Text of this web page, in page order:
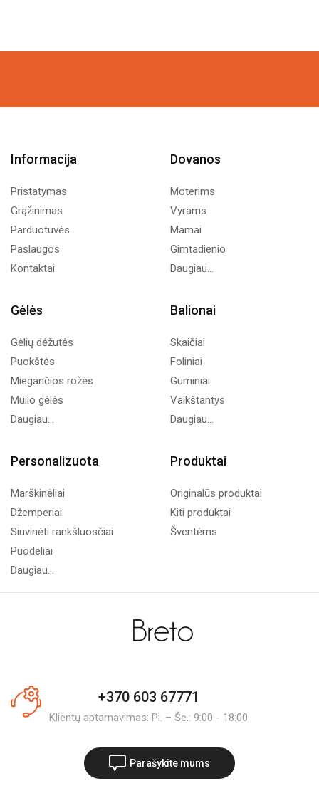
Informacija
Pristatymas
Grąžinimas
Parduotuvės
Paslaugos
Kontaktai
Dovanos
Moterims
Vyrams
Mamai
Gimtadienio
Daugiau...
Gėlės
Gėlių dėžutės
Puokštės
Miegančios rožės
Muilo gėlės
Daugiau...
Balionai
Skaičiai
Foliniai
Guminiai
Vaikštantys
Daugiau...
Personalizuota
Marškinėliai
Džemperiai
Siuvinėti rankšluosčiai
Puodeliai
Daugiau...
Produktai
Originalūs produktai
Kiti produktai
Šventėms
+370 603 67771
Klientų aptarnavimas: Pi. – Še.: 9:00 - 18:00
Parašykite mums